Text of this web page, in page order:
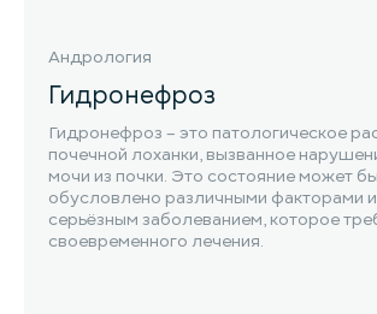
Андрология
Гидронефроз
Гидронефроз – это патологическое
почечной лоханки, вызванное
мочи из почки. Это состояние может
обусловлено различными факторами
серьёзным заболеванием, которое
своевременного лечения.